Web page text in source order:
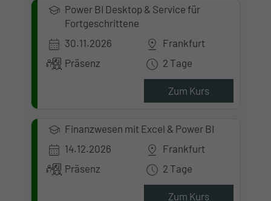
Power BI Desktop & Service für
Fortgeschrittene
30.11.2026
Frankfurt
Präsenz
2 Tage
Zum Kurs
Finanzwesen mit Excel & Power BI
14.12.2026
Frankfurt
Präsenz
2 Tage
Zum Kurs